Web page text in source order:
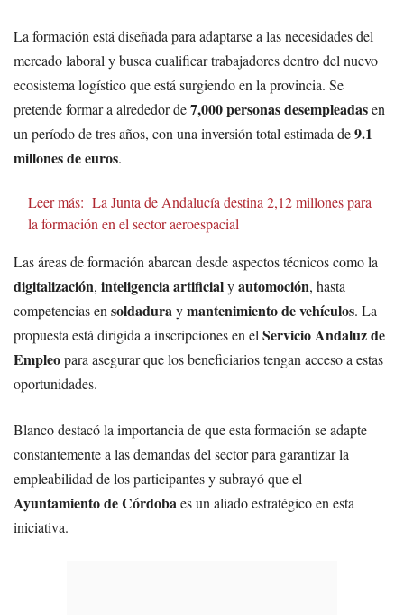
La formación está diseñada para adaptarse a las necesidades del
mercado laboral y busca cualificar trabajadores dentro del nuevo
ecosistema logístico que está surgiendo en la provincia. Se
pretende formar a alrededor de7,000 personas desempleadasen
un período de tres años, con una inversión total estimada de9.1
millones de euros.
Leer más: La Junta de Andalucía destina 2,12 millones para
la formación en el sector aeroespacial
Las áreas de formación abarcan desde aspectos técnicos como la
digitalización, inteligencia artificialyautomoción, hasta
competencias en soldaduraymantenimiento de vehículos. La
propuesta está dirigida a inscripciones en el Servicio Andaluz de
Empleopara asegurar que los beneficiarios tengan acceso a estas
oportunidades.
Blanco destacó la importancia de que esta formación se adapte
constantemente a las demandas del sector para garantizar la
empleabilidad de los participantes y subrayó que el
Ayuntamiento de Córdobaes un aliado estratégico en esta
iniciativa.